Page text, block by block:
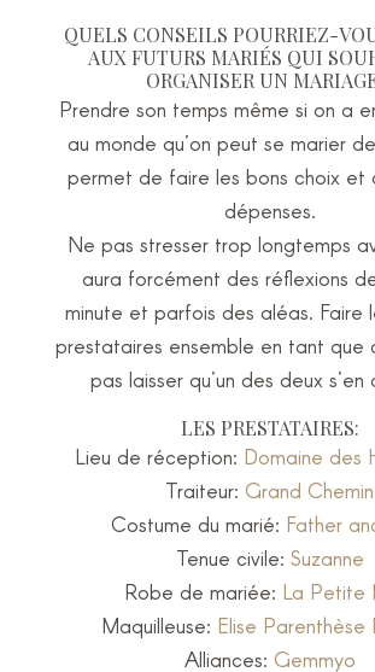
QUELS CONSEILS POURRIEZ-
AUX FUTURS MARIÉS QUI
ORGANISER UN
Prendre son temps même si on a
au monde qu’on peut se marier
permet de faire les bons choix et
dépenses.
Ne pas stresser trop longtemps
aura forcément des réflexions
minute et parfois des aléas. Faire
prestataires ensemble en tant que
pas laisser qu’un des deux s’en
LES PRESTATAIRES:
Lieu de réception: Domaine des
Traiteur:Grand Chemin
Costume du marié: Father
Tenue civile: Suzanne
Robe de mariée: La Petite
Maquilleuse: Elise Parenthèse
Alliances: Gemmyo